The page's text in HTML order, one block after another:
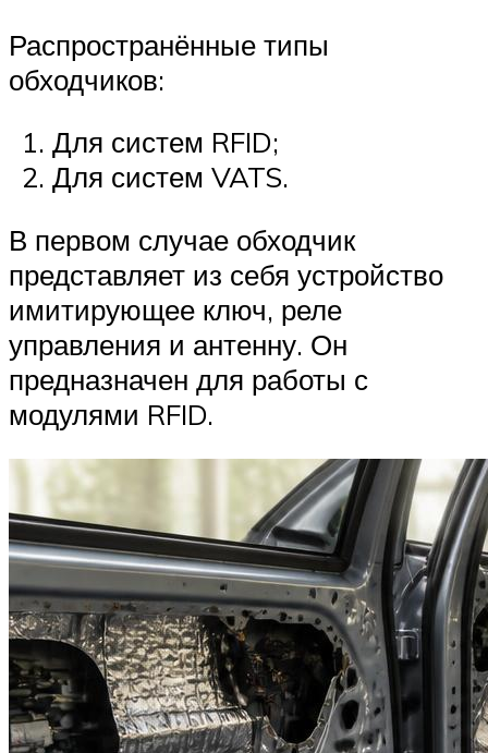
Распространённые типы
обходчиков:
Для систем RFID;
Для систем VATS.
В первом случае обходчик
представляет из себя устройство
имитирующее ключ, реле
управления и антенну. Он
предназначен для работы с
модулями RFID.